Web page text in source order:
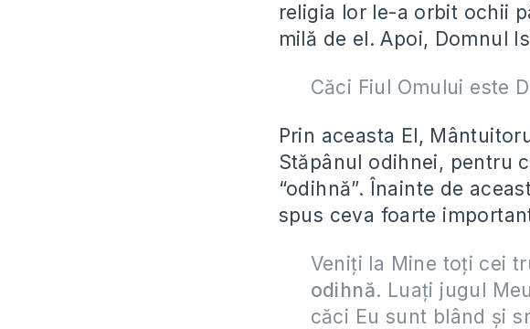
religia lor le-a orbit ochii
milă de el. Apoi, Domnul
Căci Fiul Omului este
Prin aceasta El,
Stăpânul odihnei, pentru
“odihnă”. Înainte de
spus ceva foarte
Veniţi la Mine toţi cei
odihnă. Luaţi jugul
căci Eu sunt blând şi